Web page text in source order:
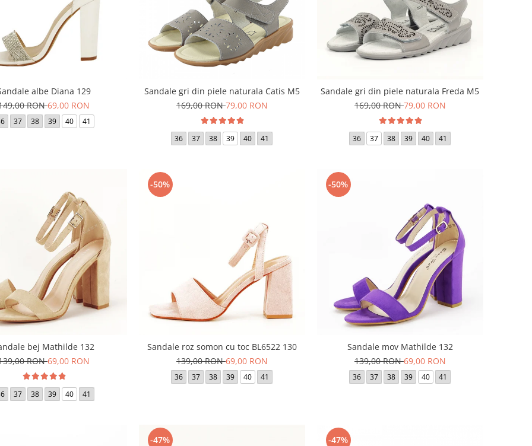
albe Diana 129
RON69,00 RON
37 38 39 40 41
Sandale gri din piele naturala Catis M5
169,00 RON79,00 RON
36 37 38 39 40 41
Sandale gri din piele naturala Freda M5
169,00 RON79,00 RON
36 37 38 39 40 41
bej Mathilde 132
RON69,00 RON
37 38 39 40 41
-50%
Sandale roz somon cu toc BL6522 130
139,00 RON69,00 RON
36 37 38 39 40 41
-50%
Sandale mov Mathilde 132
139,00 RON69,00 RON
36 37 38 39 40 41
-47% -47%